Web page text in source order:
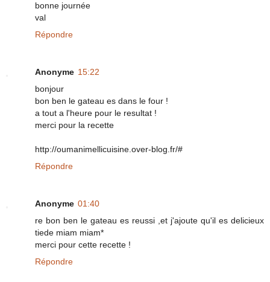
bonne journée
val
Répondre
Anonyme 15:22
bonjour
bon ben le gateau es dans le four !
a tout a l'heure pour le resultat !
merci pour la recette
http://oumanimellicuisine.over-blog.fr/#
Répondre
Anonyme 01:40
re bon ben le gateau es reussi ,et j'ajoute qu'il es delicieux
tiede miam miam*
merci pour cette recette !
Répondre